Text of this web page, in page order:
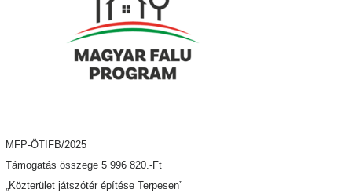
MFP-ÖTIFB/2025
Támogatás összege 5 996 820.-Ft
„Közterület játszótér építése Terpesen”